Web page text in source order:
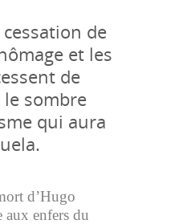
de
et les
de
sombre
qui aura
d’Hugo
aux enfers du